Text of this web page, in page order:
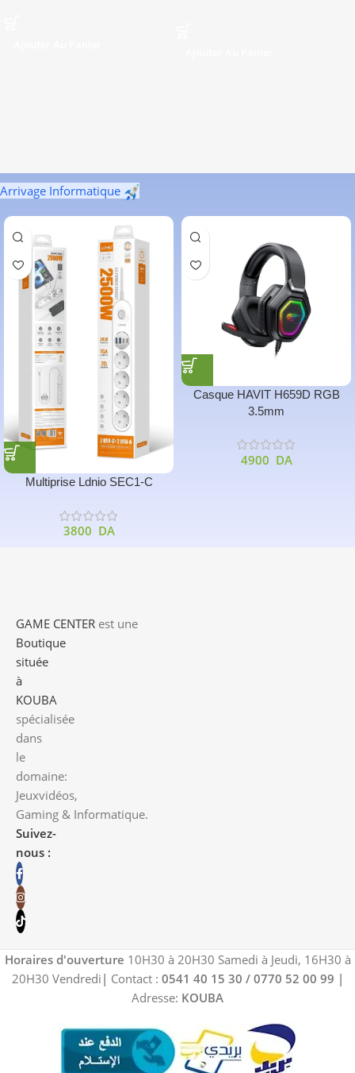
Arrivage Informatique
Multiprise Ldnio SEC1-C
3800 DA
Casque HAVIT H659D RGB
3.5mm
4900 DA
GAME CENTER est une
Boutique
située
à
KOUBA
spécialisée
dans
le
domaine:
Jeuxvidéos,
Gaming & Informatique.
Suivez-
nous :
Horaires d'ouverture 10H30 à 20H30 Samedi à Jeudi, 16H30 à
20H30 Vendredi | Contact : 0541 40 15 30 / 0770 52 00 99 |
Adresse: KOUBA